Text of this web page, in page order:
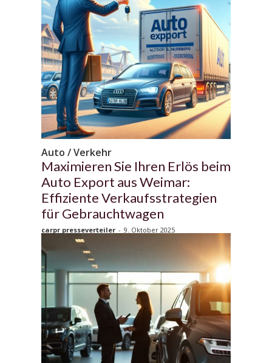
Auto / Verkehr
Maximieren Sie Ihren Erlös beim
Auto Export aus Weimar:
Effiziente Verkaufsstrategien
für Gebrauchtwagen
carpr presseverteiler - 9. Oktober 2025